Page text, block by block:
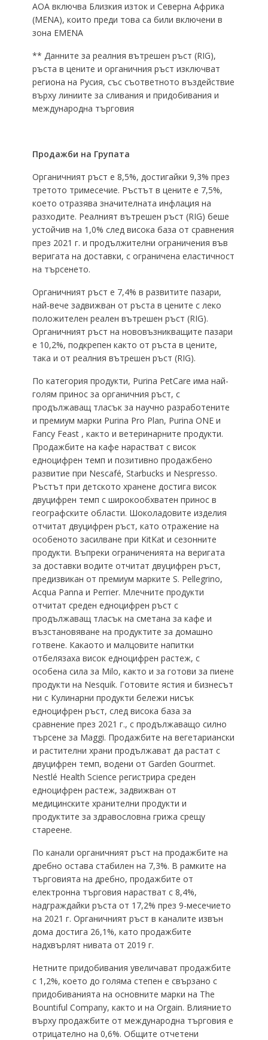
AOA включва Близкия изток и Северна Африка
(MENA), които преди това са били включени в
зона EMENA
** Данните за реалния вътрешен ръст (RIG),
ръста в цените и органичния ръст изключват
региона на Русия, със съответното въздействие
върху линиите за сливания и придобивания и
международна търговия
Продажби на Групата
Органичният ръст е 8,5%, достигайки 9,3% през
третото тримесечие. Ръстът в цените е 7,5%,
което отразява значителната инфлация на
разходите. Реалният вътрешен ръст (RIG) беше
устойчив на 1,0% след висока база от сравнения
през 2021 г. и продължителни ограничения във
веригата на доставки, с ограничена еластичност
на търсенето.
Органичният ръст е 7,4% в развитите пазари,
най-вече задвижван от ръста в цените с леко
положителен реален вътрешен ръст (RIG).
Органичният ръст на нововъзникващите пазари
е 10,2%, подкрепен както от ръста в цените,
така и от реалния вътрешен ръст (RIG).
По категория продукти, Purina PetCare има най-
голям принос за органичния ръст, с
продължаващ тласък за научно разработените
и премиум марки Purina Pro Plan, Purina ONE и
Fancy Feast , както и ветеринарните продукти.
Продажбите на кафе нарастват с висок
едноцифрен темп и позитивно продажбено
развитие при Nescafé, Starbucks и Nespresso.
Ръстът при детското хранене достига висок
двуцифрен темп с широкообхватен принос в
географските области. Шоколадовите изделия
отчитат двуцифрен ръст, като отражение на
особеното засилване при KitKat и сезонните
продукти. Въпреки ограниченията на веригата
за доставки водите отчитат двуцифрен ръст,
предизвикан от премиум марките S. Pellegrino,
Acqua Panna и Perrier. Млечните продукти
отчитат среден едноцифрен ръст с
продължаващ тласък на сметана за кафе и
възстановяване на продуктите за домашно
готвене. Какаото и малцовите напитки
отбелязаха висок едноцифрен растеж, с
особена сила за Milo, както и за готови за пиене
продукти на Nesquik. Готовите ястия и бизнесът
ни с Кулинарни продукти бележи нисък
едноцифрен ръст, след висока база за
сравнение през 2021 г., с продължаващо силно
търсене за Maggi. Продажбите на вегетариански
и растителни храни продължават да растат с
двуцифрен темп, водени от Garden Gourmet.
Nestlé Health Science регистрира среден
едноцифрен растеж, задвижван от
медицинските хранителни продукти и
продуктите за здравословна грижа срещу
стареене.
По канали органичният ръст на продажбите на
дребно остава стабилен на 7,3%. В рамките на
търговията на дребно, продажбите от
електронна търговия нарастват с 8,4%,
надграждайки ръста от 17,2% през 9-месечието
на 2021 г. Органичният ръст в каналите извън
дома достига 26,1%, като продажбите
надхвърлят нивата от 2019 г.
Нетните придобивания увеличават продажбите
с 1,2%, което до голяма степен е свързано с
придобиванията на основните марки на The
Bountiful Company, както и на Orgain. Влиянието
върху продажбите от международна търговия е
отрицателно на 0,6%. Общите отчетени